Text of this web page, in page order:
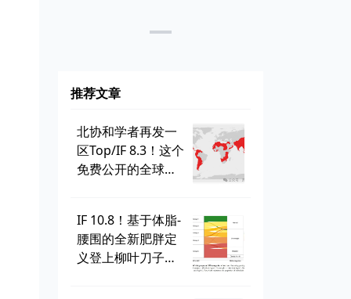
推荐文章
北协和学者再发一
区Top/IF 8.3！这个
免费公开的全球学
IF 10.8！基于体脂-
腰围的全新肥胖定
义登上柳叶刀子